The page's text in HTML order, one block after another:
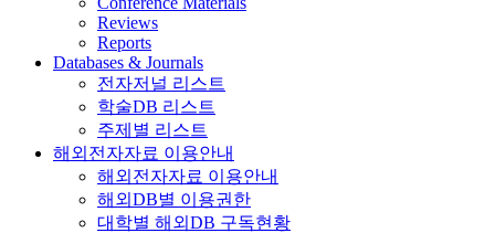
Reviews
Reports
Databases & Journals
전자저널 리스트
학술DB 리스트
주제별 리스트
해외전자자료 이용안내
해외전자자료 이용안내
해외DB별 이용권한
대학별 해외DB 구독현황